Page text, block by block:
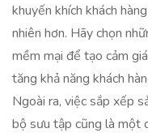
khuyến khích khách
nhiên hơn. Hãy chọn
mềm mại để tạo cảm
tăng khả năng khách
Ngoài ra, việc sắp xếp
bộ sưu tập cũng là một